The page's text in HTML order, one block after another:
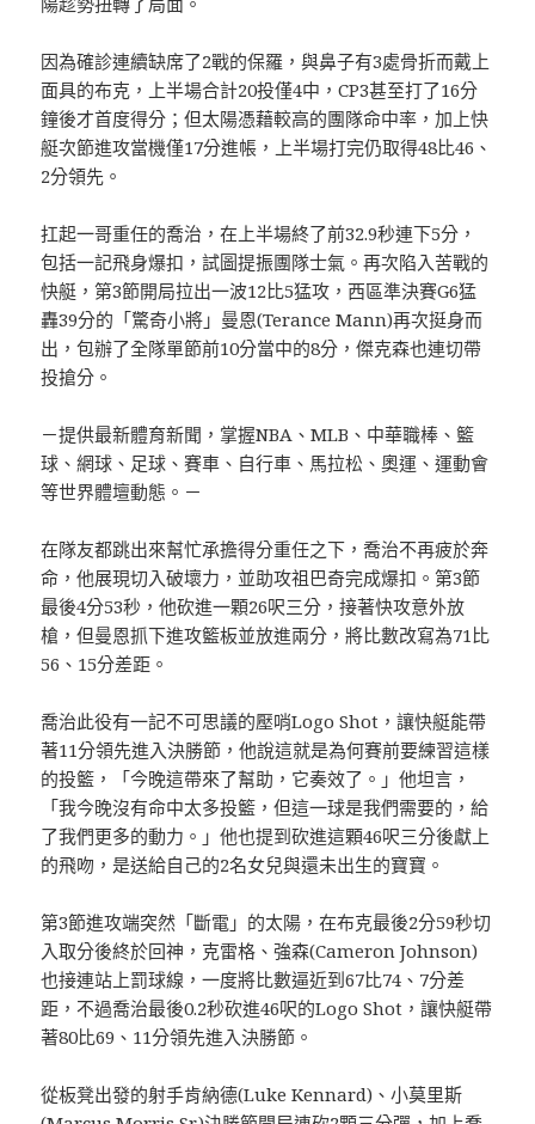
因為確診連續缺席了2戰的保羅，與鼻子有3處骨折而戴上
面具的布克，上半場合計20投僅4中，CP3甚至打了16分
鐘後才首度得分；但太陽憑藉較高的團隊命中率，加上快
艇次節進攻當機僅17分進帳，上半場打完仍取得48比46、
2分領先。
扛起一哥重任的喬治，在上半場終了前32.9秒連下5分，
包括一記飛身爆扣，試圖提振團隊士氣。再次陷入苦戰的
快艇，第3節開局拉出一波12比5猛攻，西區準決賽G6猛
轟39分的「驚奇小將」曼恩(Terance Mann)再次挺身而
出，包辦了全隊單節前10分當中的8分，傑克森也連切帶
投搶分。
－提供最新體育新聞，掌握NBA、MLB、中華職棒、籃
球、網球、足球、賽車、自行車、馬拉松、奧運、運動會
等世界體壇動態。－
在隊友都跳出來幫忙承擔得分重任之下，喬治不再疲於奔
命，他展現切入破壞力，並助攻祖巴奇完成爆扣。第3節
最後4分53秒，他砍進一顆26呎三分，接著快攻意外放
槍，但曼恩抓下進攻籃板並放進兩分，將比數改寫為71比
56、15分差距。
喬治此役有一記不可思議的壓哨Logo Shot，讓快艇能帶
著11分領先進入決勝節，他說這就是為何賽前要練習這樣
的投籃，「今晚這帶來了幫助，它奏效了。」他坦言，
「我今晚沒有命中太多投籃，但這一球是我們需要的，給
了我們更多的動力。」他也提到砍進這顆46呎三分後獻上
的飛吻，是送給自己的2名女兒與還未出生的寶寶。
第3節進攻端突然「斷電」的太陽，在布克最後2分59秒切
入取分後終於回神，克雷格、強森(Cameron Johnson)
也接連站上罰球線，一度將比數逼近到67比74、7分差
距，不過喬治最後0.2秒砍進46呎的Logo Shot，讓快艇帶
著80比69、11分領先進入決勝節。
從板凳出發的射手肯納德(Luke Kennard)、小莫里斯